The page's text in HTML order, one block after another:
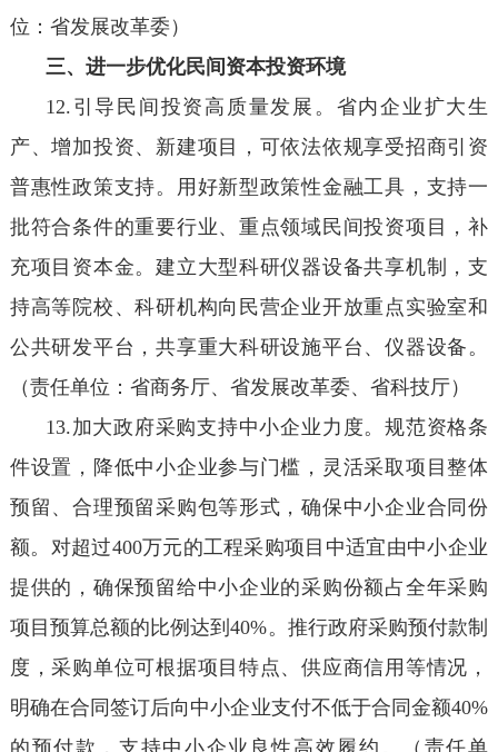
位：省发展改革委）
三、进一步优化民间资本投资环境
12.引导民间投资高质量发展。省内企业扩大生
产、增加投资、新建项目，可依法依规享受招商引资
普惠性政策支持。用好新型政策性金融工具，支持一
批符合条件的重要行业、重点领域民间投资项目，补
充项目资本金。建立大型科研仪器设备共享机制，支
持高等院校、科研机构向民营企业开放重点实验室和
公共研发平台，共享重大科研设施平台、仪器设备。
（责任单位：省商务厅、省发展改革委、省科技厅）
13.加大政府采购支持中小企业力度。规范资格条
件设置，降低中小企业参与门槛，灵活采取项目整体
预留、合理预留采购包等形式，确保中小企业合同份
额。对超过400万元的工程采购项目中适宜由中小企业
提供的，确保预留给中小企业的采购份额占全年采购
项目预算总额的比例达到40%。推行政府采购预付款制
度，采购单位可根据项目特点、供应商信用等情况，
明确在合同签订后向中小企业支付不低于合同金额40%